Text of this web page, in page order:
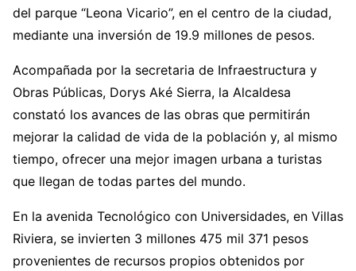
del parque “Leona Vicario”, en el centro de la ciudad,
mediante una inversión de 19.9 millones de pesos.
Acompañada por la secretaria de Infraestructura y
Obras Públicas, Dorys Aké Sierra, la Alcaldesa
constató los avances de las obras que permitirán
mejorar la calidad de vida de la población y, al mismo
tiempo, ofrecer una mejor imagen urbana a turistas
que llegan de todas partes del mundo.
En la avenida Tecnológico con Universidades, en Villas
Riviera, se invierten 3 millones 475 mil 371 pesos
provenientes de recursos propios obtenidos por